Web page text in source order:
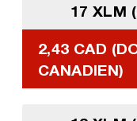
17 XLM
2,43 CAD
CANADIEN)